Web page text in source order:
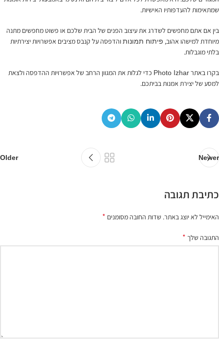
שמתאימות להעדפותיו האישיות.
בין אם אתם מחפשים לשדרג את עיצוב הפנים של הבית שלכם או פשוט מחפשים מתנה
מיוחדת למישהו אהוב, פיתוח תמונותוהדפסה על קנבס מציבים אפשרויות יצירתיות
בלתי מוגבלות.
בקרו באתרPhoto Izhar כדי לגלות את המגוון הרחב של אפשרויות ההדפסה ולצאת
למסע של יצירת אמנות בביתכם.
Newer
Older
כתיבת תגובה
האימייל לא יוצג באתר. שדות החובה מסומנים *
התגובה שלך *